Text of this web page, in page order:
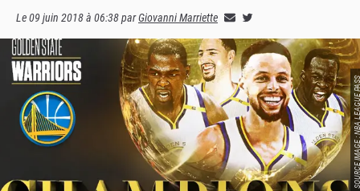
Le09 juin 2018 à 06:38parGiovanni Marriette
SOURCE